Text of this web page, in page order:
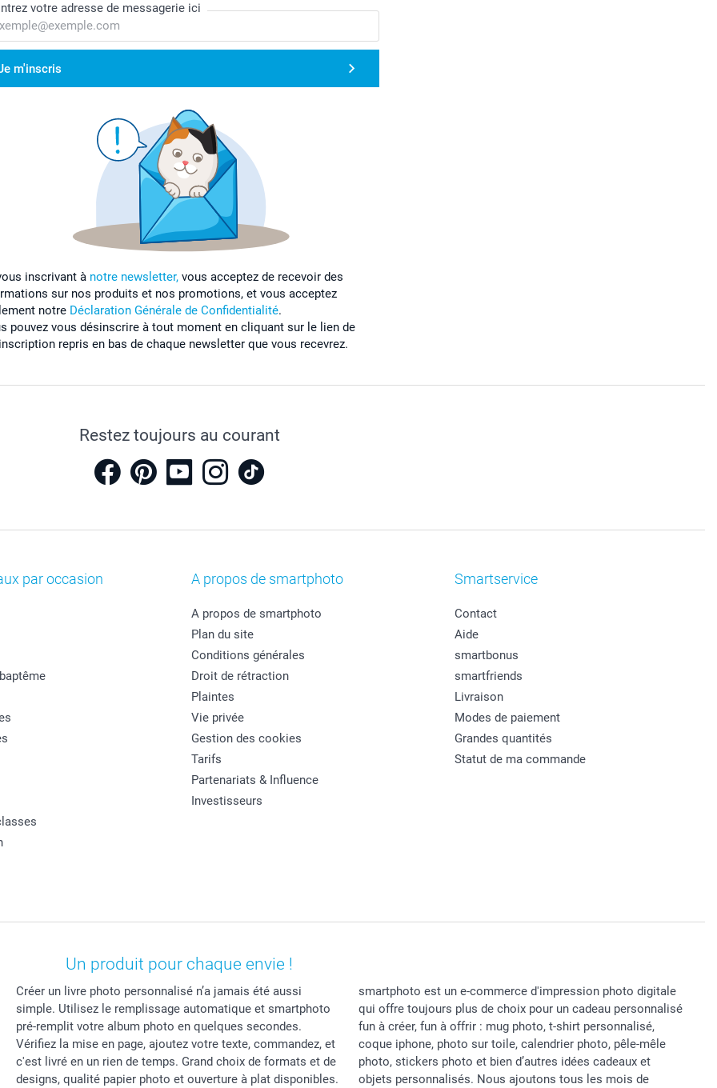
votre adresse de messagerie ici
m'inscris
inscrivant à notre newsletter, vous acceptez de recevoir des
sur nos produits et nos promotions, et vous acceptez
notre Déclaration Générale de Confidentialité.
pouvez vous désinscrire à tout moment en cliquant sur le lien de
repris en bas de chaque newsletter que vous recevrez.
Restez toujours au courant
par occasion A propos de smartphoto
A propos de smartphoto
Plan du site
Conditions générales
Droit de rétraction
Plaintes
Vie privée
Gestion des cookies
Tarifs
Partenariats & Influence
Investisseurs
Smartservice
Contact
Aide
smartbonus
smartfriends
Livraison
Modes de paiement
Grandes quantités
Statut de ma commande
Un produit pour chaque envie !
Créer un livre photo personnalisé n’a jamais été aussi
simple. Utilisez le remplissage automatique et smartphoto
pré-remplit votre album photo en quelques secondes.
Vérifiez la mise en page, ajoutez votre texte, commandez, et
c'est livré en un rien de temps. Grand choix de formats et de
designs, qualité papier photo et ouverture à plat disponibles.
smartphoto est un e-commerce d'impression photo digitale
qui offre toujours plus de choix pour un cadeau personnalisé
fun à créer, fun à offrir : mug photo, t-shirt personnalisé,
coque iphone, photo sur toile, calendrier photo, pêle-mêle
photo, stickers photo et bien d’autres idées cadeaux et
objets personnalisés. Nous ajoutons tous les mois de